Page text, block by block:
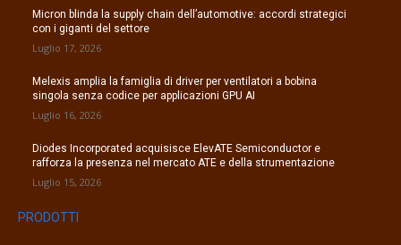
Micron blinda la supply chain dell’automotive: accordi strategici
con i giganti del settore
Luglio 17, 2026
Melexis amplia la famiglia di driver per ventilatori a bobina
singola senza codice per applicazioni GPU AI
Luglio 16, 2026
Diodes Incorporated acquisisce ElevATE Semiconductor e
rafforza la presenza nel mercato ATE e della strumentazione
Luglio 15, 2026
PRODOTTI